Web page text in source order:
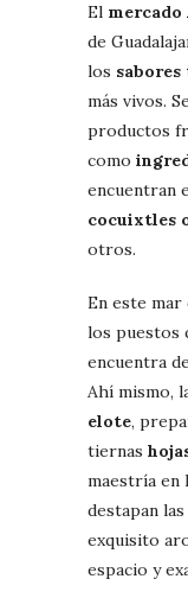
El mercado
de
los
más vivos.
productos
como
encuentran
cocuixtles
otros.
En este mar
los puestos
encuentra
Ahí mismo,
elote,
tiernas
maestría en
destapan
exquisito
espacio y